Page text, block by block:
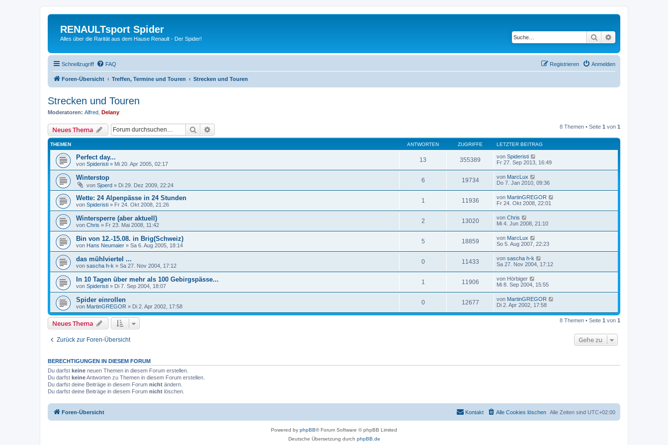
RENAULTsport Spider
Alles über die Rarität aus dem Hause Renault - Der Spider! Suche
Schnellzugriff FAQ Anmelden
Registrieren
Foren-Übersicht Treffen, Termine und Touren Strecken und Touren
Strecken und Touren
Moderatoren: Alfred Delany
Neues Thema Suche 8 Themen • Seite 1 von 1
THEMEN ANTWORTEN ZUGRIFFE LETZTER BEITRAG
Perfect day...
von Spideristi » Mi 20. Apr 2005, 02:17
13 355389 von Spideristi
Fr 27. Sep 2013, 16:49
Winterstop
von Sjoerd » Di 29. Dez 2009, 22:24
6 19734 von MarcLux
Do 7. Jan 2010, 09:36
Wette: 24 Alpenpässe in 24 Stunden
von Spideristi » Fr 24. Okt 2008, 21:26
1 11936 von MartinGREGOR
Fr 24. Okt 2008, 22:01
Wintersperre (aber aktuell)
von Chris » Fr 23. Mai 2008, 11:42
2 13020 von Chris
Mi 4. Jun 2008, 21:10
Bin von 12.-15.08. in Brig(Schweiz)
von Hans Neumaier » Sa 6. Aug 2005, 18:14
5 18859 von MarcLux
So 5. Aug 2007, 22:23
das mühlviertel ...
von sascha h-k » Sa 27. Nov 2004, 17:12
0 11433 von sascha h-k
Sa 27. Nov 2004, 17:12
In 10 Tagen über mehr als 100 Gebirgspässe...
von Spideristi » Di 7. Sep 2004, 18:07
1 11906 von Hörbiger
Mi 8. Sep 2004, 15:55
Spider einrollen
von MartinGREGOR » Di 2. Apr 2002, 17:58
0 12677 von MartinGREGOR
Di 2. Apr 2002, 17:58
Neues Thema 8 Themen • Seite 1 von 1
Zurück zur Foren-Übersicht Gehe zu
BERECHTIGUNGEN IN DIESEM FORUM
Du darfst keine neuen Themen in diesem Forum erstellen.
Du darfst keineAntworten zu Themen in diesem Forum erstellen.
Du darfst deine Beiträge in diesem Forum nicht ändern.
Du darfst deine Beiträge in diesem Forum nicht löschen.
Foren-Übersicht Alle Zeiten sind UTC+02:00
Alle Cookies löschen
Kontakt
Powered by phpBB® Forum Software © phpBB Limited
Deutsche Übersetzung durch phpBB.de